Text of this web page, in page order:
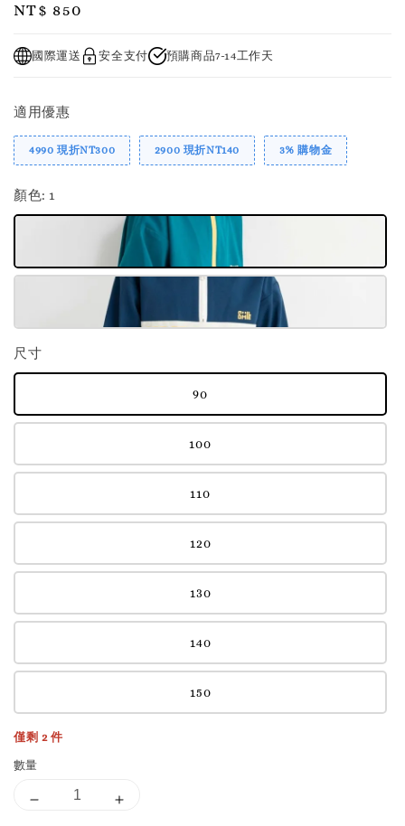
Regular
NT$ 850
國際運送 安全支付 預購商品7-14工作天
適用優惠
4990 現折NT300 2900 現折NT140 3% 購物金
顏色: 1
尺寸
90
100
110
120
130
140
150
僅剩 2 件
數量